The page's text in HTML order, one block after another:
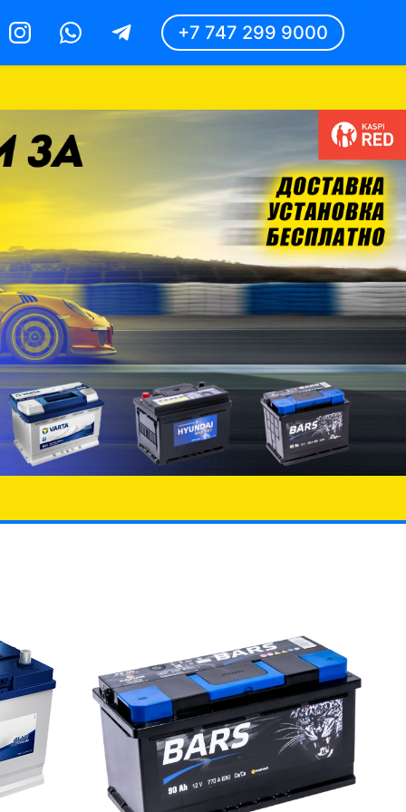
InstagramWhatsappTelegram +7 747 299 9000